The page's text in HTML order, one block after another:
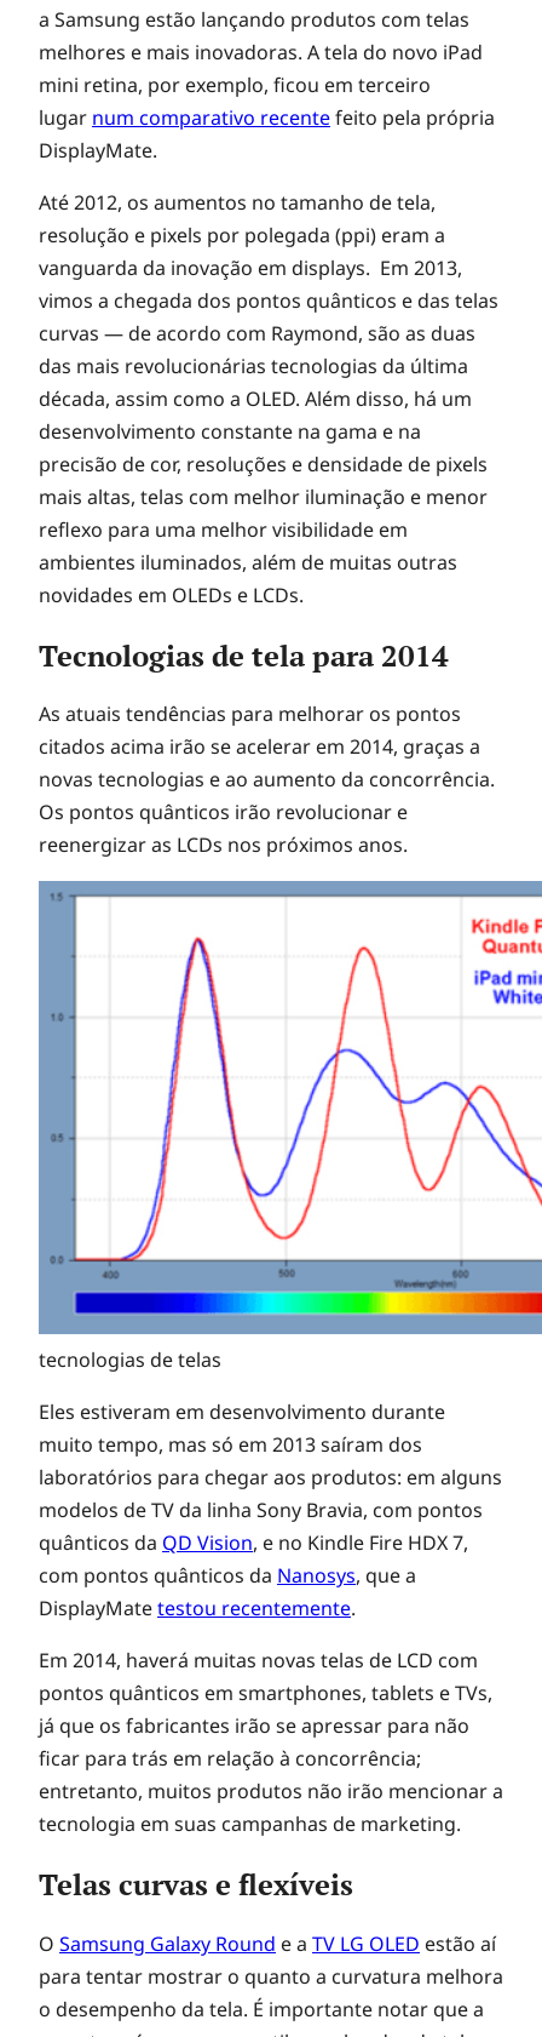
r
a
i
e
m
t
e
c
n
o
l
o
i
s
t
e
l
a
s
–
1
p
a
a Samsung estão lançando produtos com telas
melhores e mais inovadoras. A tela do novo iPad
mini retina, por exemplo, ficou em terceiro
lugar num comparativo recentefeito pela própria
DisplayMate.
Até 2012, os aumentos no tamanho de tela,
resolução e pixels por polegada (ppi) eram a
vanguarda da inovação em displays. Em 2013,
vimos a chegada dos pontos quânticos e das telas
curvas — de acordo com Raymond, são as duas
das mais revolucionárias tecnologias da última
década, assim como a OLED. Além disso, há um
desenvolvimento constante na gama e na
precisão de cor, resoluções e densidade de pixels
mais altas, telas com melhor iluminação e menor
reflexo para uma melhor visibilidade em
ambientes iluminados, além de muitas outras
novidades em OLEDs e LCDs.
Tecnologias de tela para 2014
As atuais tendências para melhorar os pontos
citados acima irão se acelerar em 2014, graças a
novas tecnologias e ao aumento da concorrência.
Os pontos quânticos irão revolucionar e
reenergizar as LCDs nos próximos anos.
tecnologias de telas
Eles estiveram em desenvolvimento durante
muito tempo, mas só em 2013 saíram dos
laboratórios para chegar aos produtos: em alguns
modelos de TV da linha Sony Bravia, com pontos
quânticos da QD Vision, e no Kindle Fire HDX 7,
com pontos quânticos da Nanosys, que a
DisplayMatetestou recentemente.
Em 2014, haverá muitas novas telas de LCD com
pontos quânticos em smartphones, tablets e TVs,
já que os fabricantes irão se apressar para não
ficar para trás em relação à concorrência;
entretanto, muitos produtos não irão mencionar a
tecnologia em suas campanhas de marketing.
Telas curvas e flexíveis
O Samsung Galaxy Round e a TV LG OLED estão aí
para tentar mostrar o quanto a curvatura melhora
o desempenho da tela. É importante notar que a